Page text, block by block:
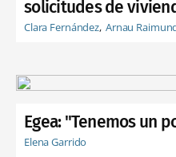
solicitudes de
Clara Fernández Arnau
Egea: "Tenemos un
Elena Garrido